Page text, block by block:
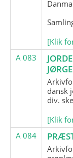
[Klik
A 083
dansk
div.
[Klik
A 084